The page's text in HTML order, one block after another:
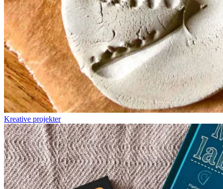
Kreative projekter